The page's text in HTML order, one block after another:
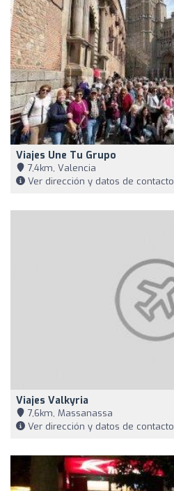
Viajes Une Tu Grupo
7,4km, Valencia
Ver dirección y datos de contacto
Viajes Valkyria
7,6km, Massanassa
Ver dirección y datos de contacto